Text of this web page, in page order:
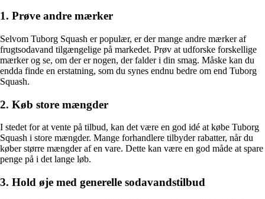
1. Prøve andre mærker
Selvom Tuborg Squash er populær, er der mange andre mærker af
frugtsodavand tilgængelige på markedet. Prøv at udforske forskellige
mærker og se, om der er nogen, der falder i din smag. Måske kan du
endda finde en erstatning, som du synes endnu bedre om end Tuborg
Squash.
2. Køb store mængder
I stedet for at vente på tilbud, kan det være en god idé at købe Tuborg
Squash i store mængder. Mange forhandlere tilbyder rabatter, når du
køber større mængder af en vare. Dette kan være en god måde at spare
penge på i det lange løb.
3. Hold øje med generelle sodavandstilbud